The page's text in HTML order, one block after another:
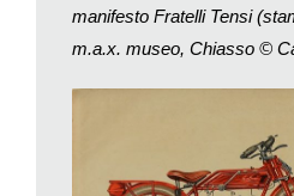
significava sfidare un ordine
allora tante donne nei primi
bicicletta era loro vietata? È
utilizzò la sensualità femminile
manifesto Fratelli Tensi
m.a.x. museo, Chiasso ©